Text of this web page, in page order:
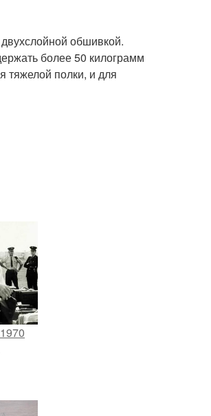
обшивкой.
более 50 килограмм
тяжелой полки, и для